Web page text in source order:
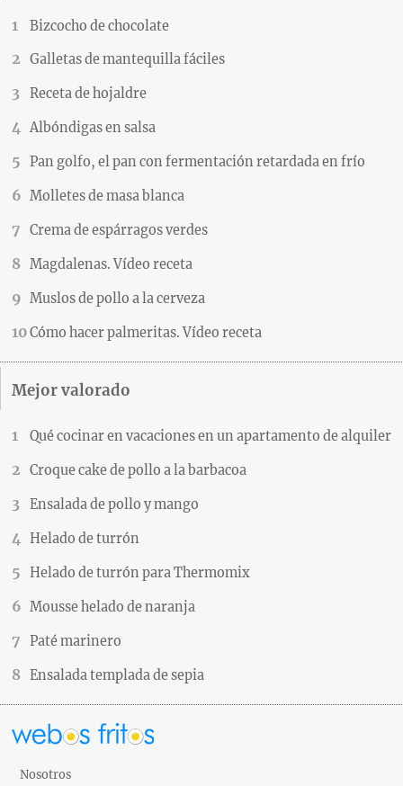
Bizcocho de chocolate
Galletas de mantequilla fáciles
Receta de hojaldre
Albóndigas en salsa
Pan golfo, el pan con fermentación retardada en frío
Molletes de masa blanca
Crema de espárragos verdes
Magdalenas. Vídeo receta
Muslos de pollo a la cerveza
Cómo hacer palmeritas. Vídeo receta
Mejor valorado
Qué cocinar en vacaciones en un apartamento de alquiler
Croque cake de pollo a la barbacoa
Ensalada de pollo y mango
Helado de turrón
Helado de turrón para Thermomix
Mousse helado de naranja
Paté marinero
Ensalada templada de sepia
Nosotros